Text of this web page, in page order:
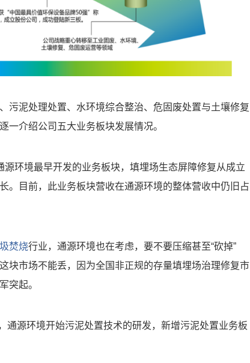
污泥处理处置、水环境综合整治、危固废处置与土壤修复
一介绍公司五大业务板块发展情况。
源环境最早开发的业务板块，填埋场生态屏障修复从成立
。目前，此业务板块营收在通源环境的整体营收中仍旧占
焚烧行业，通源环境也在考虑，要不要压缩甚至“砍掉”
块市场不能丢，因为全国非正规的存量填埋场治理修复市
突起。
通源环境开始污泥处置技术的研发，新增污泥处置业务板